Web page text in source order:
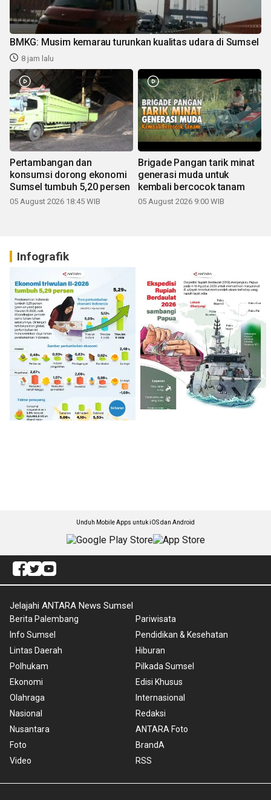
BMKG: Musim kemarau turunkan kualitas udara di Sumsel
8 jam lalu
Pertambangan dan
konsumsi dorong ekonomi
Sumsel tumbuh 5,20 persen
05 August 2026 18:45 WIB
Brigade Pangan tarik minat
generasi muda untuk
kembali bercocok tanam
05 August 2026 9:00 WIB
Infografik
Unduh Mobile Apps untuk iOS dan Android
Jelajahi ANTARA News Sumsel
Berita Palembang
Info Sumsel
Lintas Daerah
Polhukam
Ekonomi
Olahraga
Nasional
Nusantara
Foto
Video
Pariwisata
Pendidikan & Kesehatan
Hiburan
Pilkada Sumsel
Edisi Khusus
Internasional
Redaksi
ANTARA Foto
BrandA
RSS